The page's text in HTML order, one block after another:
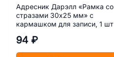
Адресник Дарэлл «Рамка со
стразами 30х25 мм» с
кармашком для записи, 1 шт
94 ₽